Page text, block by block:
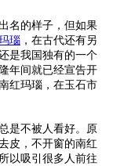
名的样子，但如果
瑙 ，在古代还有另
是我国独有的一个
年间就已经宣告开
红玛瑙，在玉石市
不被人看好。原
皮，不开窗的南红
以吸引很多人前往